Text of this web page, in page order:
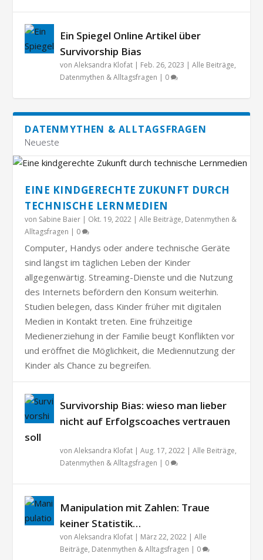
Ein Spiegel Online Artikel über
Survivorship Bias
vonAleksandra Klofat | Feb. 26, 2023 |Alle Beiträge,
Datenmythen & Alltagsfragen | 0
DATENMYTHEN & ALLTAGSFRAGEN
Neueste
EINE KINDGERECHTE ZUKUNFT DURCH
TECHNISCHE LERNMEDIEN
von Sabine Baier | Okt. 19, 2022 |Alle Beiträge, Datenmythen &
Alltagsfragen | 0
Computer, Handys oder andere technische Geräte
sind längst im täglichen Leben der Kinder
allgegenwärtig. Streaming-Dienste und die Nutzung
des Internets befördern den Konsum weiterhin.
Studien belegen, dass Kinder früher mit digitalen
Medien in Kontakt treten. Eine frühzeitige
Medienerziehung in der Familie beugt Konflikten vor
und eröffnet die Möglichkeit, die Mediennutzung der
Kinder als Chance zu begreifen.
Survivorship Bias: wieso man lieber
nicht auf Erfolgscoaches vertrauen
soll
vonAleksandra Klofat |Aug. 17, 2022 |Alle Beiträge,
Datenmythen & Alltagsfragen | 0
Manipulation mit Zahlen: Traue
keiner Statistik…
vonAleksandra Klofat | März 22, 2022 |Alle
Beiträge, Datenmythen & Alltagsfragen | 0